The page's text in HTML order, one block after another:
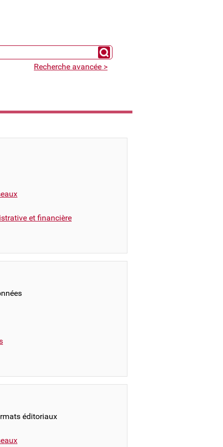
Chercher un expert
Recherche avancée >
et financière
éditoriaux